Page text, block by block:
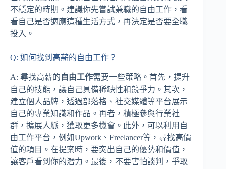
不穩定的時期。建議你先嘗試兼職的自由工作，看
看自己是否適應這種生活方式，再決定是否要全職
投入。
Q: 如何找到高薪的自由工作？
A: 尋找高薪的 自由工作需要一些策略。首先，提升
自己的技能，讓自己具備稀缺性和競爭力。其次，
建立個人品牌，透過部落格、社交媒體等平台展示
自己的專業知識和作品。再者，積極參與行業社
群，擴展人脈，獲取更多機會。此外，可以利用自
由工作平台，例如Upwork、Freelancer等，尋找高價
值的項目。在提案時，要突出自己的優勢和價值，
讓客戶看到你的潛力。最後，不要害怕談判，爭取